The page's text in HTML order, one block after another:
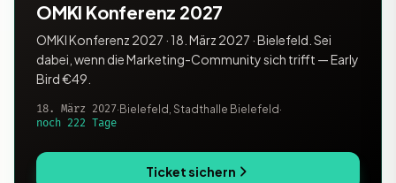
OMKI Konferenz 2027
OMKI Konferenz 2027 · 18. März 2027 · Bielefeld. Sei
dabei, wenn die Marketing-Community sich trifft — Early
Bird €49.
18. März 2027· Bielefeld, Stadthalle Bielefeld ·
noch 222 Tage
Ticket sichern